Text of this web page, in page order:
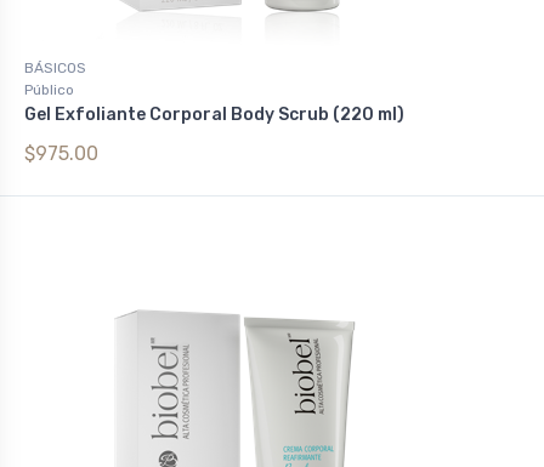
BÁSICOS
Público
Gel Exfoliante Corporal Body Scrub (220 ml)
$975.00